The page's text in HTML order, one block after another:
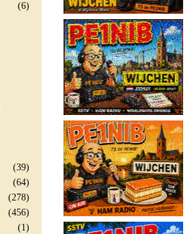
(6)
(39)
(64)
(278)
(456)
(1)